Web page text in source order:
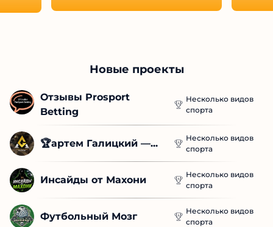
Новые проекты
Отзывы Prosport
Betting
Несколько видов
спорта
🏆артем Галицкий —...
Несколько видов
спорта
Инсайды от Махони
Несколько видов
спорта
Футбольный Мозг
Несколько видов
спорта